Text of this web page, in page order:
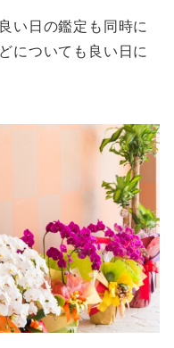
い日の鑑定も同時に
についても良い日に